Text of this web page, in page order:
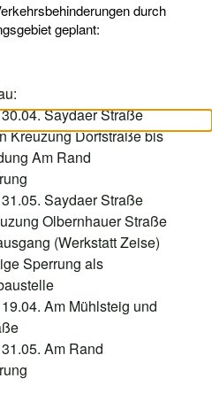
durch
geplant:
Saydaer Straße
Kreuzung Dorfstraße bis
Am Rand
Saydaer Straße
Olbernhauer Straße
(Werkstatt Zeise)
Sperrung als
Am Mühlsteig und
Am Rand